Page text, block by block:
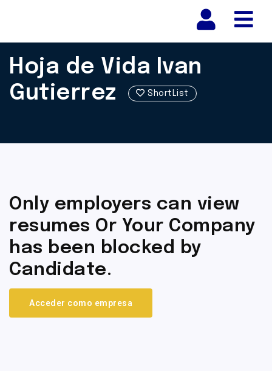
Hoja de Vida Ivan
Gutierrez
ShortList
Only employers can view
resumes Or Your Company
has been blocked by
Candidate.
Acceder como empresa